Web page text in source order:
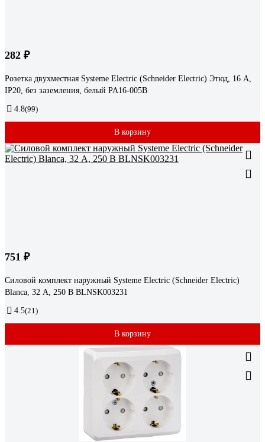
282 ₽
Розетка двухместная Systeme Electric (Schneider Electric) Этюд, 16 А,
IP20, без заземления, белый PA16-005B
4.8(99)
В корзину
751 ₽
Силовой комплект наружный Systeme Electric (Schneider Electric)
Blanca, 32 А, 250 В BLNSK003231
4.5(21)
В корзину